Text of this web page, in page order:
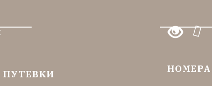
ПУТЕВКИ НОМЕРА